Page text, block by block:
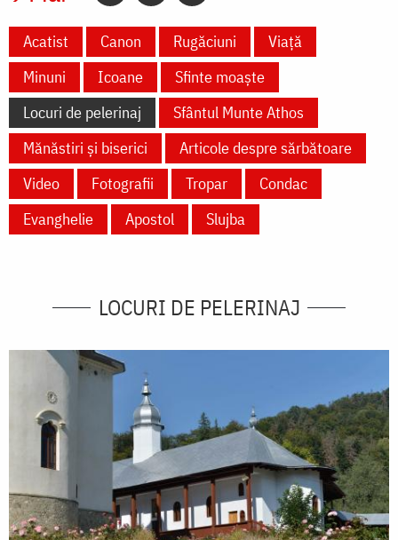
Acatist Canon Rugăciuni
Viață
Minuni
Icoane
Sfinte moaște
Locuri de pelerinaj
Sfântul Munte Athos
Mănăstiri și biserici
Articole despre sărbătoare
Video
Fotografii Tropar
Condac
Evanghelie
Apostol Slujba
LOCURI DE PELERINAJ